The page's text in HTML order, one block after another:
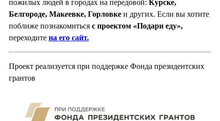
пожилых людей в городах на передовой: Курске,
Белгороде, Макеевке, Горловке и других. Если вы хотите
поближе познакомиться с проектом «Подари еду»,
переходите на его сайт.
Проект реализуется при поддержке Фонда президентских
грантов